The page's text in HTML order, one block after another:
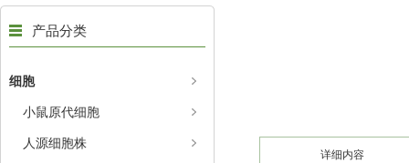
产品分类
细胞
小鼠原代细胞
人源细胞株
详细内容